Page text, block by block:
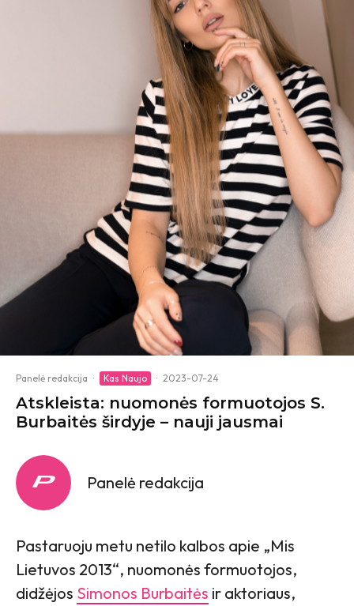
Panelė redakcija · Kas Naujo · 2023-07-24
Atskleista: nuomonės formuotojos S.
Burbaitės širdyje – nauji jausmai
Panelė redakcija
Pastaruoju metu netilo kalbos apie „Mis
Lietuvos 2013“, nuomonės formuotojos,
didžėjos Simonos Burbaitės ir aktoriaus,